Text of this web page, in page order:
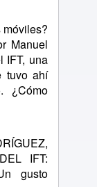
Manuel
IFT, una
tuvo ahí
¿Cómo
IFT:
gusto